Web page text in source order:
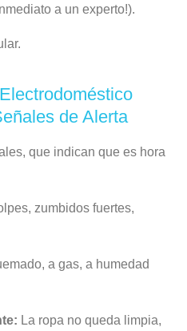
a un experto!).
de Alerta
que indican que es hora
zumbidos fuertes,
a gas, a humedad
La ropa no queda limpia,